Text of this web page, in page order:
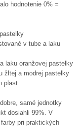
hodnotenie 0% =
v tube a laku
laku oranžovej pastelky
žltej a modrej pastelky
plast
samé jednotky
dosiahli 99%. V
pri praktických